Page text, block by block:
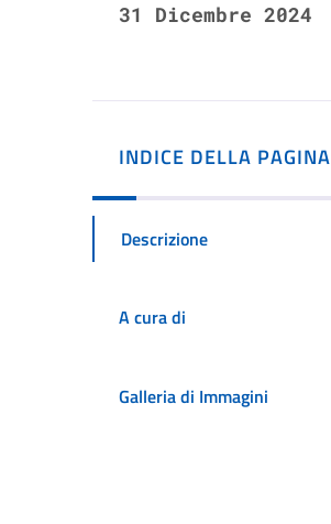
31 Dicembre 2024
INDICE DELLA PAGINA
Descrizione
A cura di
Galleria di Immagini